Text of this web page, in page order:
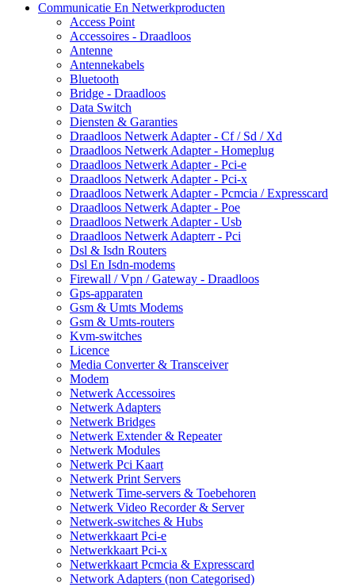
Communicatie En Netwerkproducten
Access Point
Accessoires - Draadloos
Antenne
Antennekabels
Bluetooth
Bridge - Draadloos
Data Switch
Diensten & Garanties
Draadloos Netwerk Adapter - Cf / Sd / Xd
Draadloos Netwerk Adapter - Homeplug
Draadloos Netwerk Adapter - Pci-e
Draadloos Netwerk Adapter - Pci-x
Draadloos Netwerk Adapter - Pcmcia / Expresscard
Draadloos Netwerk Adapter - Poe
Draadloos Netwerk Adapter - Usb
Draadloos Netwerk Adapterr - Pci
Dsl & Isdn Routers
Dsl En Isdn-modems
Firewall / Vpn / Gateway - Draadloos
Gps-apparaten
Gsm & Umts Modems
Gsm & Umts-routers
Kvm-switches
Licence
Media Converter & Transceiver
Modem
Netwerk Accessoires
Netwerk Adapters
Netwerk Bridges
Netwerk Extender & Repeater
Netwerk Modules
Netwerk Pci Kaart
Netwerk Print Servers
Netwerk Time-servers & Toebehoren
Netwerk Video Recorder & Server
Netwerk-switches & Hubs
Netwerkkaart Pci-e
Netwerkkaart Pci-x
Netwerkkaart Pcmcia & Expresscard
Network Adapters (non Categorised)